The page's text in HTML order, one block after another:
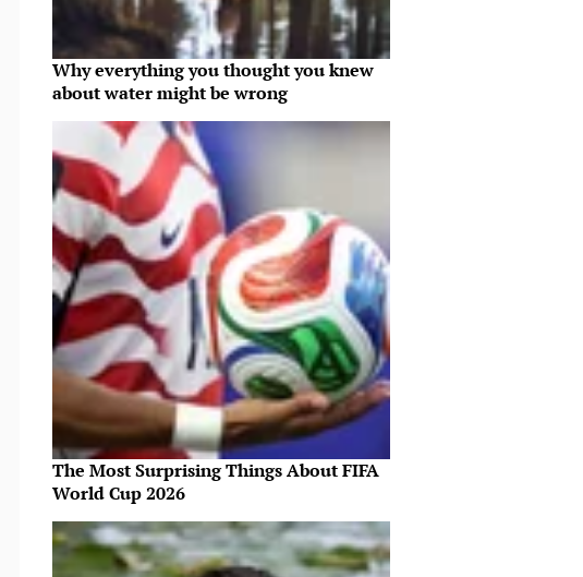
Why everything you thought you knew
about water might be wrong
The Most Surprising Things About FIFA
World Cup 2026